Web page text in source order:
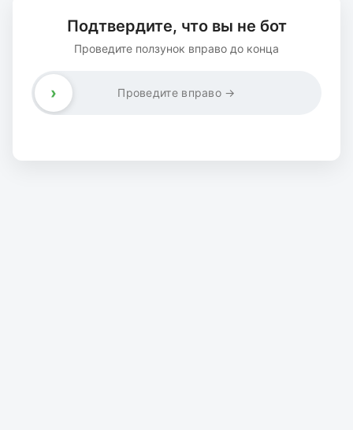
Подтвердите, что вы не бот
Проведите ползунок вправо до конца
Проведите вправо →
›